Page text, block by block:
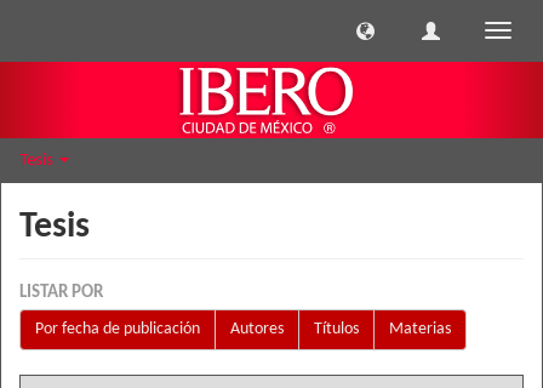
Tesis
Tesis
LISTAR POR
Por fecha de publicación
Autores Títulos Materias